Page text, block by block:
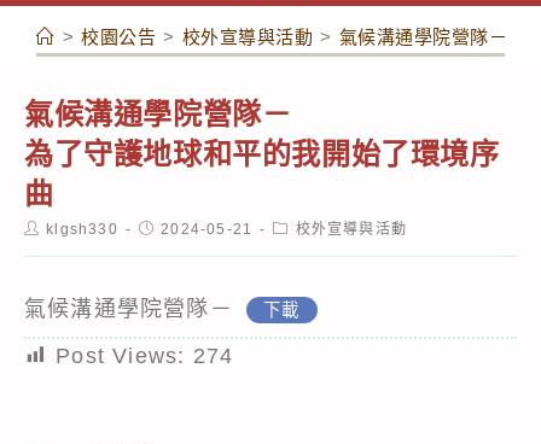
容
> 校園公告 > 校外宣導與活動 > 氣候溝通學院營隊－為
氣候溝通學院營隊－
為了守護地球和平的我開始了環境序
曲
Postklgsh330
Post2024-05-21
Post校外宣導與活動
氣候溝通學院營隊－ 下載
Post Views: 274